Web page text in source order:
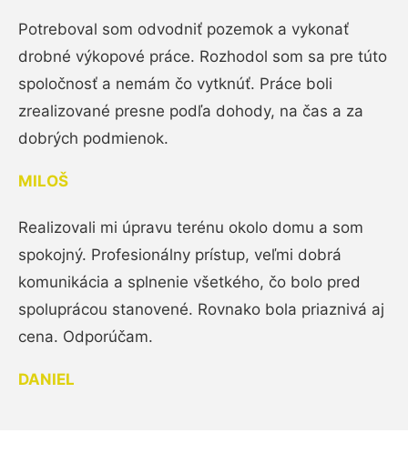
Potreboval som odvodniť pozemok a vykonať
drobné výkopové práce. Rozhodol som sa pre túto
spoločnosť a nemám čo vytknúť. Práce boli
zrealizované presne podľa dohody, na čas a za
dobrých podmienok.
MILOŠ
Realizovali mi úpravu terénu okolo domu a som
spokojný. Profesionálny prístup, veľmi dobrá
komunikácia a splnenie všetkého, čo bolo pred
spoluprácou stanovené. Rovnako bola priaznivá aj
cena. Odporúčam.
DANIEL